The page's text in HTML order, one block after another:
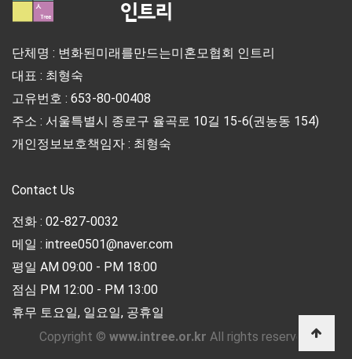
단체명 : 변화된미래를만드는미혼모협회 인트리
대표 : 최형숙
고유번호 : 653-80-00408
주소 : 서울특별시 종로구 율곡로 10길 15-6(권농동 154)
개인정보보호책임자 : 최형숙
Contact Us
전화 : 02-827-0032
메일 : intree0501@naver.com
평일 AM 09:00 - PM 18:00
점심 PM 12:00 - PM 13:00
휴무 토요일, 일요일, 공휴일
Copyright © www.intree.or.kr All rights reserved.